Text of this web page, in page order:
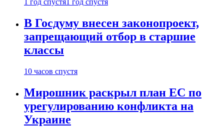
1 год спустя 1 год спустя
В Госдуму внесен законопроект,
запрещающий отбор в старшие
классы
10 часов спустя
Мирошник раскрыл план ЕС по
урегулированию конфликта на
Украине